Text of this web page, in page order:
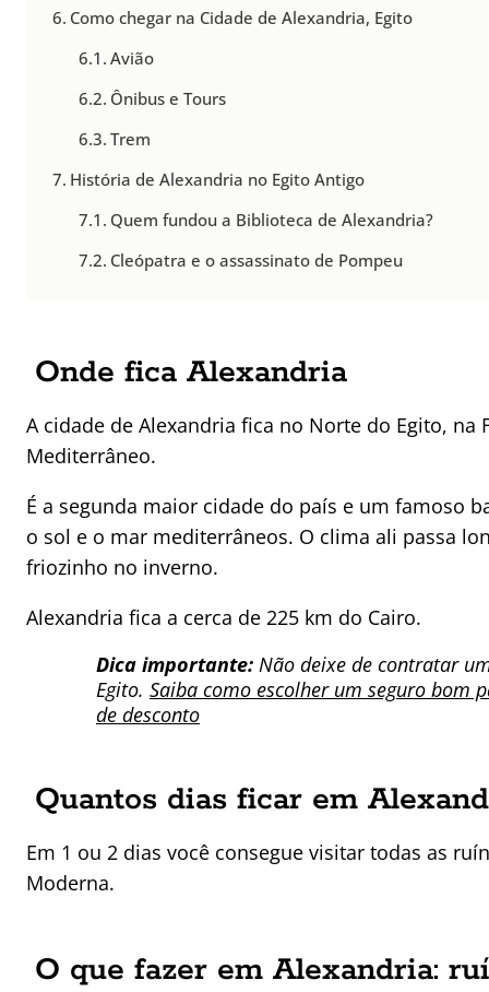
Como chegar na Cidade de Alexandria, Egito
Avião
Ônibus e Tours
Trem
História de Alexandria no Egito Antigo
Quem fundou a Biblioteca de Alexandria?
Cleópatra e o assassinato de Pompeu
Onde fica Alexandria
A cidade de Alexandria fica no Norte do Egito, na
Mediterrâneo.
É a segunda maior cidade do país e um famoso
o sol e o mar mediterrâneos. O clima ali passa
friozinho no inverno.
Alexandria fica a cerca de 225 km do Cairo.
Dica importante: Não deixe de contratar
Egito. Saiba como escolher um seguro bom
de desconto
Quantos dias ficar em
Em 1 ou 2 dias você consegue visitar todas as
Moderna.
O que fazer em Alexandria: